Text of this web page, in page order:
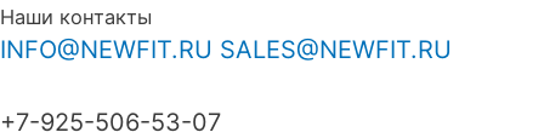
Наши контакты
INFO@NEWFIT.RU SALES@NEWFIT.RU
+7-925-506-53-07